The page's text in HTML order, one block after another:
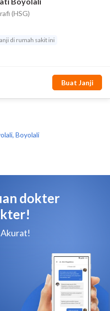
Boyolali